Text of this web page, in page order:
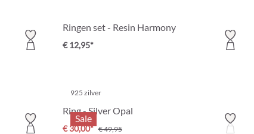
Ringen set - Resin Harmony
€ 12,95*
Sale
925 zilver
Ring - Silver Opal
€ 30,00* € 49,95